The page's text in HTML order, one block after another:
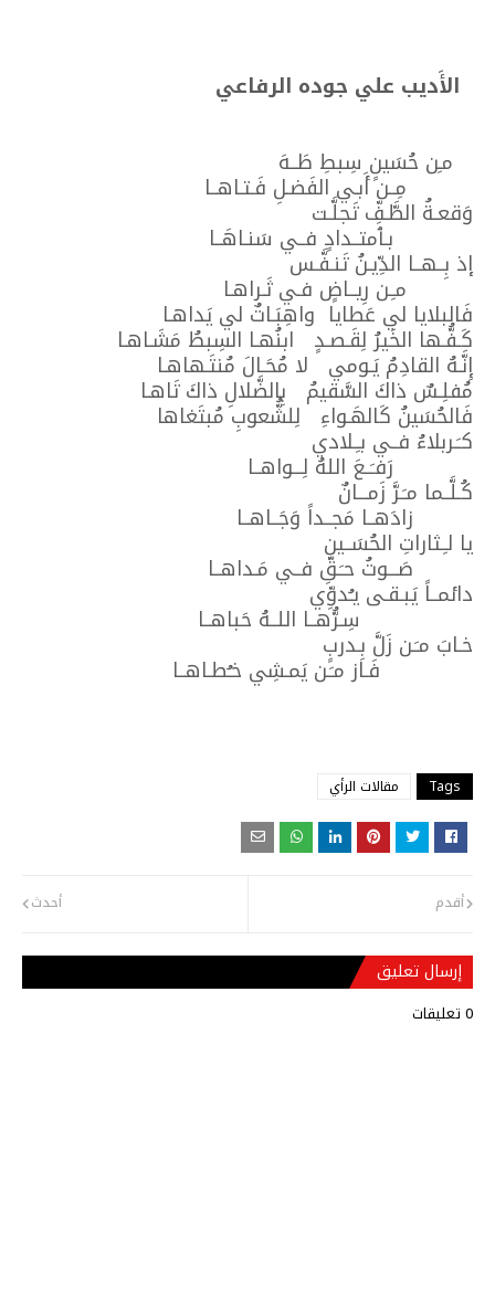
الأَديب علي جوده الرفاعي
مـِن حُسَينٍ سِبطِ طَــهَ
مِــن أَبـي الفَضـلِ فَـتـاهــا
وَقعـةُ الطَّـفِّ تَجلَّـت
بـٱمتــدادٍ فــي سَنـاهَــا
إذ بِــهــا الدِّيـنُ تَنـفَّـس
مـِـن رِيــاضٍ فـي ثَـراهـا
فَالبلايا لي عَطايا واهِبَـاتٌ لي يَداهـا
كَـفُّـها الخَيرُ لِقَـصـدٍ ابنُهـا السِبطُ مَشَـاهـا
إِنَّـهُ القادِمُ يَـومي لا مُحَـالَ مُنتَـهاهـا
مُفلِـسٌ ذاكَ السَّقيمُ بِالضَّلالِ ذاكَ تَاهـا
فَالحُسَينُ كَالهَـواءِ لِلشُّعوبِ مُبتَغاها
كـَـربلاءُ فــي بـِـلادي
رَفـَــعَ اللهُ لِـــواهــا
كُـلَّــما مـَـرَّ زَمـــانٌ
زادَهــا مَجــداً وَجَــاهــا
يا لـِـثاراتِ الحُسَــينِ
صَـــوتُ حـَـقِّ فــي مَـداهــا
دائمــاً يَبـقـى يـُدوِّي
سِـرُّهــا اللــهُ حَباهــا
خـابَ مـَـن زَلَّ بِـدربٍ
فَـاز مـَـن يَمـشِي خـُطـاهــا
Tags مقالات الرأي
أحدث أقدم
إرسال تعليق
0 تعليقات